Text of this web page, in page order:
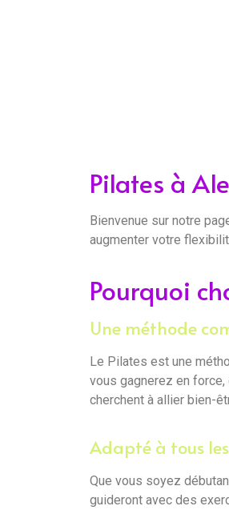
Pilates à
Bienvenue sur notre
augmenter votre
Pourquoi
Une méthode
Le Pilates est une
vous gagnerez en
cherchent à allier bien-
Adapté à tous
Que vous soyez
guideront avec des